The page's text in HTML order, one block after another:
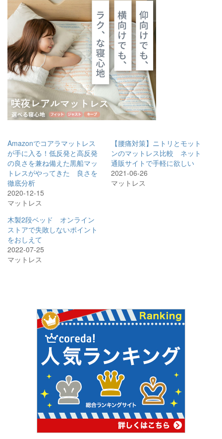
Amazonでコアラマットレス
が手に入る！低反発と高反発
の良さを兼ね備えた黒船マッ
トレスがやってきた 良さを
徹底分析
2020-12-15
マットレス
【腰痛対策】ニトリとモット
ンのマットレス比較 ネット
通販サイトで手軽に欲しい
2021-06-26
マットレス
木製2段ベッド オンライン
ストアで失敗しないポイント
をおしえて
2022-07-25
マットレス